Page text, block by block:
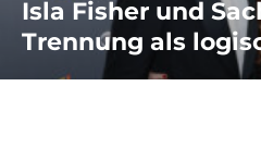
Isla Fisher und
Trennung als